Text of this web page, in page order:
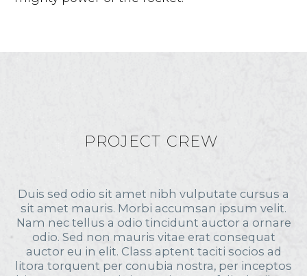
mighty power of the rocket!
PROJECT CREW
Duis sed odio sit amet nibh vulputate cursus a
sit amet mauris. Morbi accumsan ipsum velit.
Nam nec tellus a odio tincidunt auctor a ornare
odio. Sed non mauris vitae erat consequat
auctor eu in elit. Class aptent taciti socios ad
litora torquent per conubia nostra, per inceptos